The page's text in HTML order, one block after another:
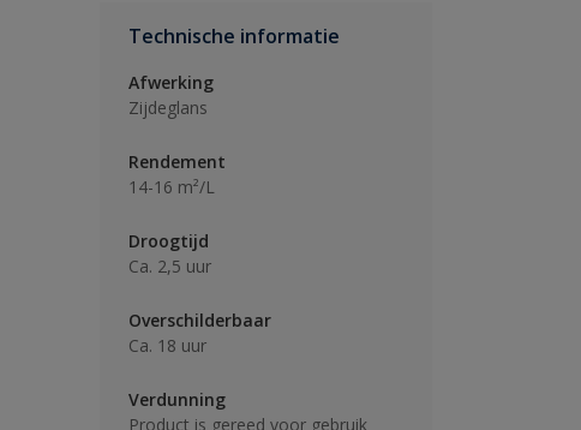
Technische informatie
Afwerking
Zijdeglans
Rendement
14-16 m²/L
Droogtijd
Ca. 2,5 uur
Overschilderbaar
Ca. 18 uur
Verdunning
Product is gereed voor gebruik